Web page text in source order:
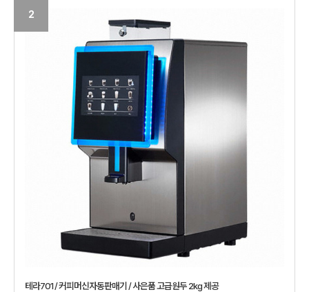
2
테라701 / 커피머신자동판매기 / 사은품 고급원두 2kg 제공